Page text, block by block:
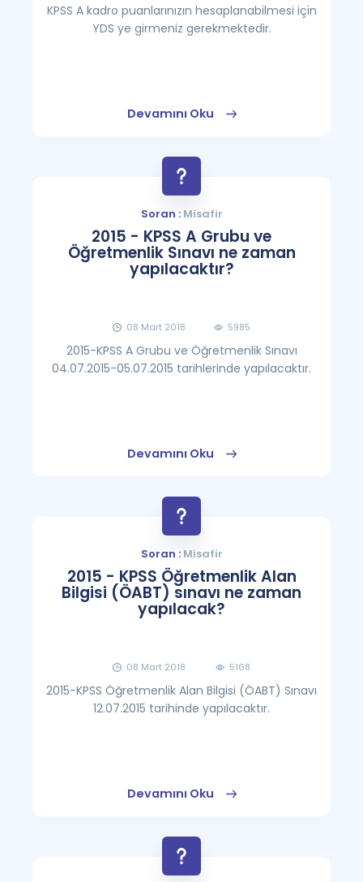
KPSS A kadro puanlarınızın hesaplanabilmesi için
YDS ye girmeniz gerekmektedir.
Devamını Oku
Soran :Misafir
2015 - KPSS A Grubu ve
Öğretmenlik Sınavı ne zaman
yapılacaktır?
08 Mart 2018 5985
2015-KPSS A Grubu ve Öğretmenlik Sınavı
04.07.2015-05.07.2015 tarihlerinde yapılacaktır.
Devamını Oku
Soran :Misafir
2015 - KPSS Öğretmenlik Alan
Bilgisi (ÖABT) sınavı ne zaman
yapılacak?
08 Mart 2018 5168
2015-KPSS Öğretmenlik Alan Bilgisi (ÖABT) Sınavı
12.07.2015 tarihinde yapılacaktır.
Devamını Oku